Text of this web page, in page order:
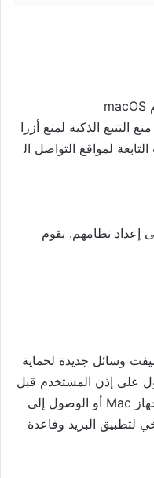
نظام macOS
التتبع الذكية لمنع أزرا
لمواقع التواصل ال
إعداد نظامهم. يقوم
وسائل جديدة لحماية
على إذن المستخدم قبل
استخدام الكاميرا والميكروفون في جهاز Mac أو الوصول إلى
لتطبيق البريد وقاعدة